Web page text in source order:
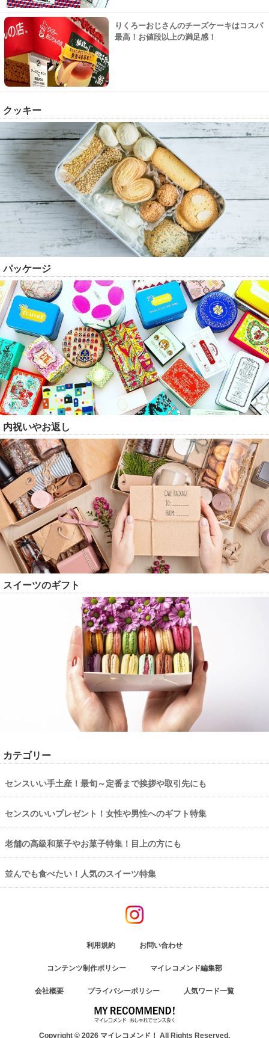
りくろーおじさんのチーズケーキはコスパ
最高！お値段以上の満足感！
クッキー
パッケージ
内祝いやお返し
スイーツのギフト
カテゴリー
センスいい手土産！最旬～定番まで挨拶や取引先にも
センスのいいプレゼント！女性や男性へのギフト特集
老舗の高級和菓子やお菓子特集！目上の方にも
並んでも食べたい！人気のスイーツ特集
利用規約 お問い合わせ
コンテンツ制作ポリシー マイレコメンド編集部
会社概要 プライバシーポリシー 人気ワード一覧
Copyright © 2026 マイレコメンド！ All Rights Reserved.